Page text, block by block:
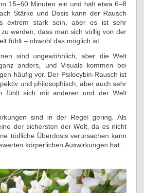
15–60 Minuten ein und hält etwa 6–8
Stärke und Dosis kann der Rausch
extrem stark sein, aber es ist sehr
werden, dass man sich völlig von der
fühlt – obwohl das möglich ist.
sind ungewöhnlich, aber die Welt
anders, und Visuals kommen bei
häufig vor. Der Psilocybin-Rausch ist
und philosophisch, aber auch sehr
fühlt sich mit anderen und der Welt
sind in der Regel gering. Als
der sichersten der Welt, da es nicht
tödliche Überdosis verursachen kann
körperlichen Auswirkungen hat.